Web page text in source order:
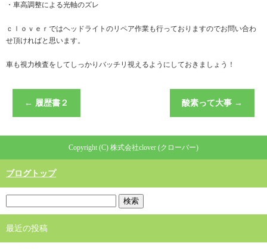
・車高調整による光軸のズレ
ｃｌｏｖｅｒではヘッドライトのリペア作業も行っておりますのでお問い合わ
せ頂ければと思います。
車も視力検査をしてしっかりバッチリ視えるようにしておきましょう！
← 履歴書２ 酸素って大事 →
Copyright (C) 株式会社clover (クローバー)
ブログトップ
最近の投稿